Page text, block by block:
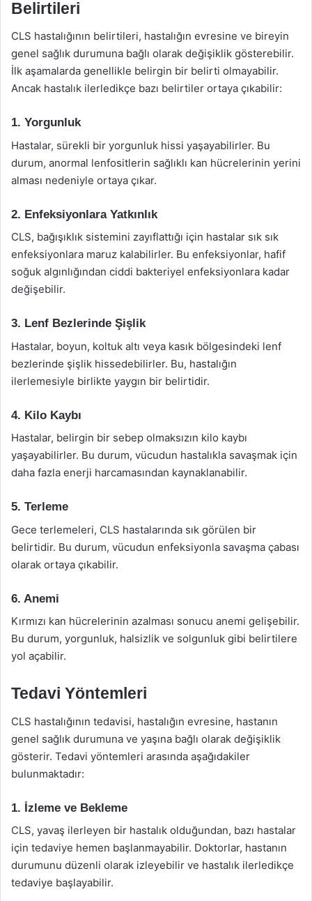
Belirtileri
CLS hastalığının belirtileri, hastalığın evresine ve bireyin
genel sağlık durumuna bağlı olarak değişiklik gösterebilir.
İlk aşamalarda genellikle belirgin bir belirti olmayabilir.
Ancak hastalık ilerledikçe bazı belirtiler ortaya çıkabilir:
1. Yorgunluk
Hastalar, sürekli bir yorgunluk hissi yaşayabilirler. Bu
durum, anormal lenfositlerin sağlıklı kan hücrelerinin yerini
alması nedeniyle ortaya çıkar.
2. Enfeksiyonlara Yatkınlık
CLS, bağışıklık sistemini zayıflattığı için hastalar sık sık
enfeksiyonlara maruz kalabilirler. Bu enfeksiyonlar, hafif
soğuk algınlığından ciddi bakteriyel enfeksiyonlara kadar
değişebilir.
3. Lenf Bezlerinde Şişlik
Hastalar, boyun, koltuk altı veya kasık bölgesindeki lenf
bezlerinde şişlik hissedebilirler. Bu, hastalığın
ilerlemesiyle birlikte yaygın bir belirtidir.
4. Kilo Kaybı
Hastalar, belirgin bir sebep olmaksızın kilo kaybı
yaşayabilirler. Bu durum, vücudun hastalıkla savaşmak için
daha fazla enerji harcamasından kaynaklanabilir.
5. Terleme
Gece terlemeleri, CLS hastalarında sık görülen bir
belirtidir. Bu durum, vücudun enfeksiyonla savaşma çabası
olarak ortaya çıkabilir.
6. Anemi
Kırmızı kan hücrelerinin azalması sonucu anemi gelişebilir.
Bu durum, yorgunluk, halsizlik ve solgunluk gibi belirtilere
yol açabilir.
Tedavi Yöntemleri
CLS hastalığının tedavisi, hastalığın evresine, hastanın
genel sağlık durumuna ve yaşına bağlı olarak değişiklik
gösterir. Tedavi yöntemleri arasında aşağıdakiler
bulunmaktadır:
1. İzleme ve Bekleme
CLS, yavaş ilerleyen bir hastalık olduğundan, bazı hastalar
için tedaviye hemen başlanmayabilir. Doktorlar, hastanın
durumunu düzenli olarak izleyebilir ve hastalık ilerledikçe
tedaviye başlayabilir.